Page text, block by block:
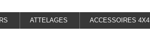
ATTELAGES ACCESSOIRES 4X4